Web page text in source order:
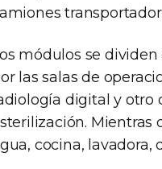
módulos se
las salas de
digital y otro
Mientras
cocina, lavadora,